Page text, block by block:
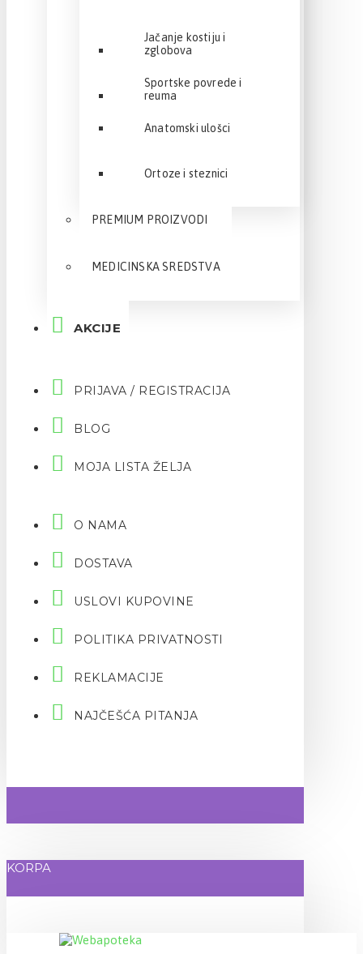
Jačanje kostiju i
zglobova
Sportske povrede i
reuma
Anatomski ulošci
Ortoze i steznici
PREMIUM PROIZVODI
MEDICINSKA SREDSTVA
AKCIJE
PRIJAVA / REGISTRACIJA
BLOG
MOJA LISTA ŽELJA
O NAMA
DOSTAVA
USLOVI KUPOVINE
POLITIKA PRIVATNOSTI
REKLAMACIJE
NAJČEŠĆA PITANJA
KORPA